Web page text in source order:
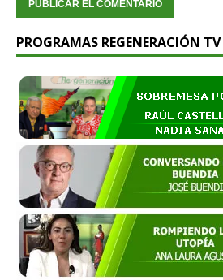
PROGRAMAS REGENERACIÓN TV